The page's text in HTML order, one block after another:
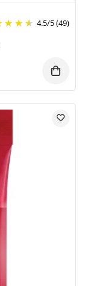
4.5/5(49)